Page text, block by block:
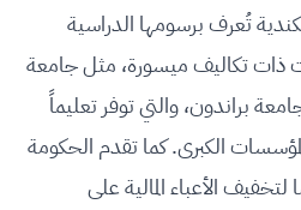
تُعرف برسومها الدراسية
ذات تكاليف ميسورة، مثل جامعة
براندون، والتي توفر تعليماً
الكبرى. كما تقدم الحكومة
لتخفيف الأعباء المالية على